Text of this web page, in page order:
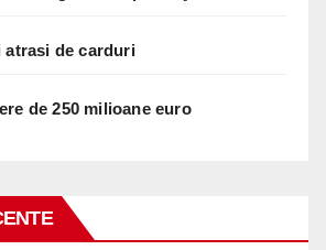
atrasi de carduri
de 250 milioane euro